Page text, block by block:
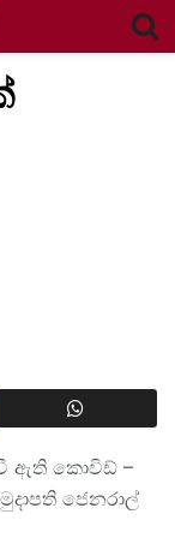
වී ඇති කොවිඩ් –
ජෙනරාල්